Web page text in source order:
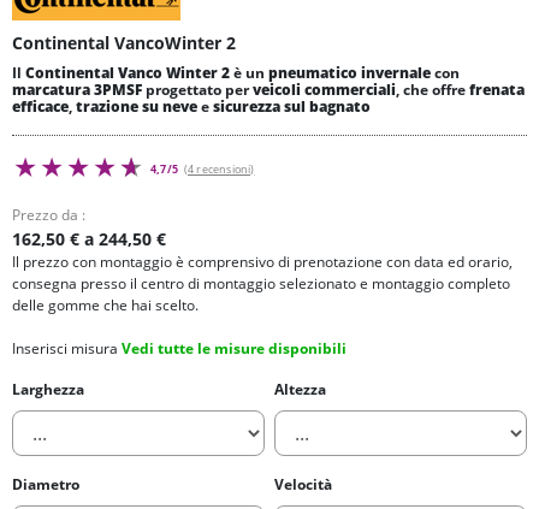
Continental VancoWinter 2
Il Continental Vanco Winter 2è un pneumatico invernalecon
marcatura3PMSF progettato perveicoli commerciali, che offrefrenata
efficace,trazione su neveesicurezza sul bagnato
4,7/5 (4 recensioni)
Prezzo da :
162,50 € a 244,50 €
Il prezzo con montaggio è comprensivo di prenotazione con data ed orario,
consegna presso il centro di montaggio selezionato e montaggio completo
delle gomme che hai scelto.
Inserisci misura Vedi tutte le misure disponibili
Larghezza
Altezza
Diametro Velocità